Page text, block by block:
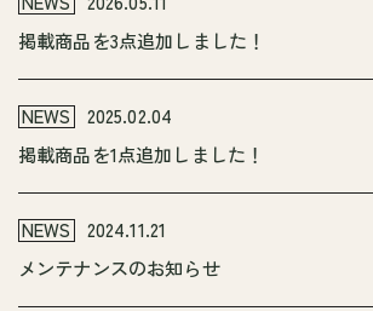
掲載商品を3点追加しました！
NEWS
2025.02.04
掲載商品を1点追加しました！
NEWS
2024.11.21
メンテナンスのお知らせ